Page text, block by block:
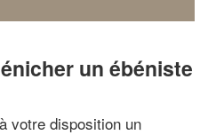
un ébéniste
votre disposition un